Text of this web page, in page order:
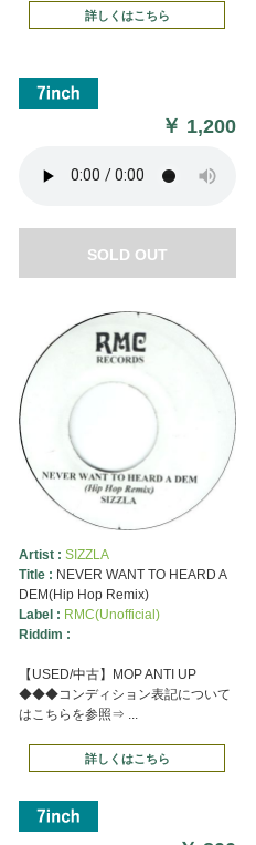
詳しくはこちら
￥ 1,200
SOLD OUT
Artist : SIZZLA
Title : NEVER WANT TO HEARD A
DEM(Hip Hop Remix)
Label : RMC(Unofficial)
Riddim :
【USED/中古】MOP ANTI UP
◆◆◆コンディション表記について
はこちらを参照⇒ ...
詳しくはこちら